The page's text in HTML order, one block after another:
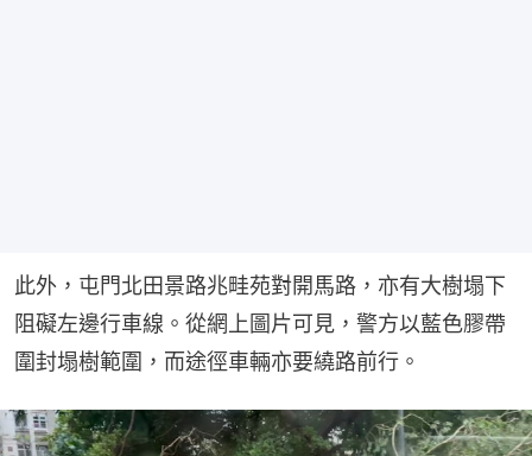
此外，屯門北田景路兆畦苑對開馬路，亦有大樹塌下
阻礙左邊行車線。從網上圖片可見，警方以藍色膠帶
圍封塌樹範圍，而途徑車輛亦要繞路前行。